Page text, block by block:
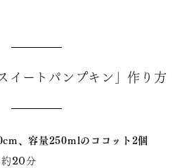
イートパンプキン」作り方
、容量250mlのココット2個
20分